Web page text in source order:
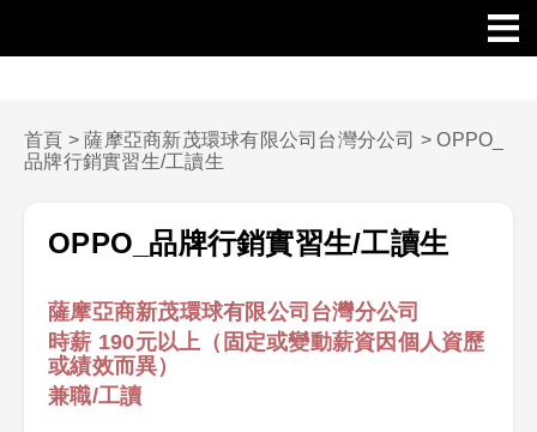
首頁 >薩摩亞商新茂環球有限公司台灣分公司 >OPPO_
品牌行銷實習生/工讀生
OPPO_品牌行銷實習生/工讀生
薩摩亞商新茂環球有限公司台灣分公司
時薪 190元以上（固定或變動薪資因個人資歷
或績效而異）
兼職/工讀